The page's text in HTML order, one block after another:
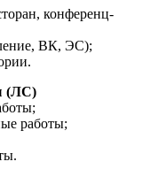
конференц-
ВК, ЭС);
(ЛС)
работы;